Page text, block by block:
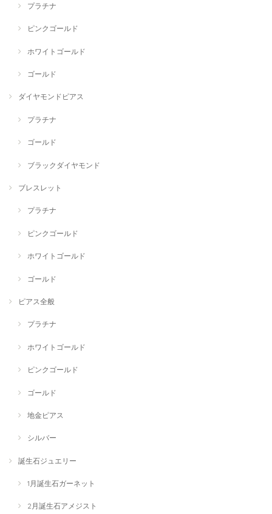
プラチナ
ピンクゴールド
ホワイトゴールド
ゴールド
ダイヤモンドピアス
プラチナ
ゴールド
ブラックダイヤモンド
ブレスレット
プラチナ
ピンクゴールド
ホワイトゴールド
ゴールド
ピアス全般
プラチナ
ホワイトゴールド
ピンクゴールド
ゴールド
地金ピアス
シルバー
誕生石ジュエリー
1月誕生石ガーネット
2月誕生石アメジスト